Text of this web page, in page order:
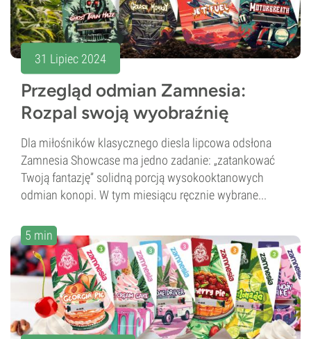
31 Lipiec 2024
Przegląd odmian Zamnesia:
Rozpal swoją wyobraźnię
Dla miłośników klasycznego diesla lipcowa odsłona
Zamnesia Showcase ma jedno zadanie: „zatankować
Twoją fantazję” solidną porcją wysokooktanowych
odmian konopi. W tym miesiącu ręcznie wybrane...
5 min